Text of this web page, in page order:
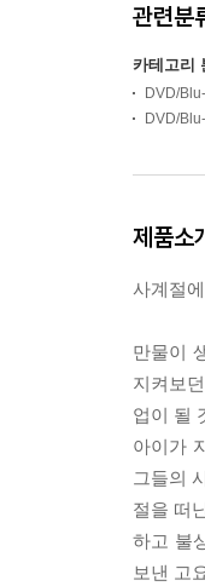
관련분
카테고리
DVD/
DVD/
제품소
사계절
만물이
지켜보
업이 될
아이가
그들의
절을 떠
하고 불
보낸 고